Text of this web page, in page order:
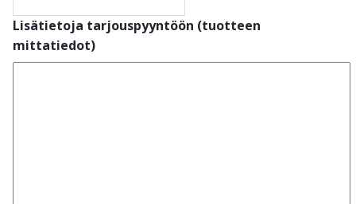
Lisätietoja tarjouspyyntöön (tuotteen
mittatiedot)